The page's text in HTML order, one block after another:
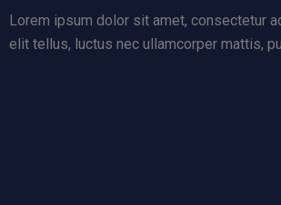
Lorem ipsum dolor sit amet, consectetur
elit tellus, luctus nec ullamcorper mattis,